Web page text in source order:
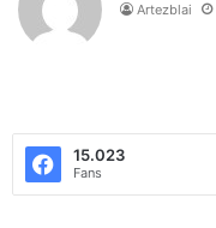
Artezblai
15.023
Fans